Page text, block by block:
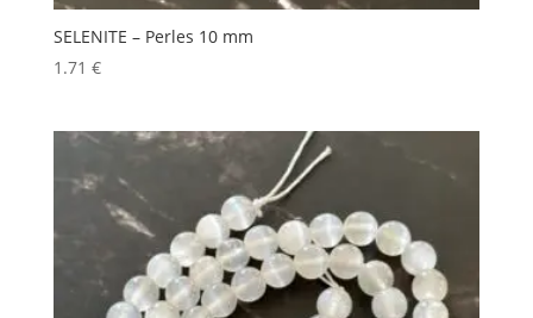
SELENITE – Perles 10 mm
1.71 €